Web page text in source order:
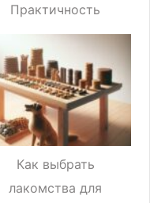
Практичность
Как выбрать
лакомства для